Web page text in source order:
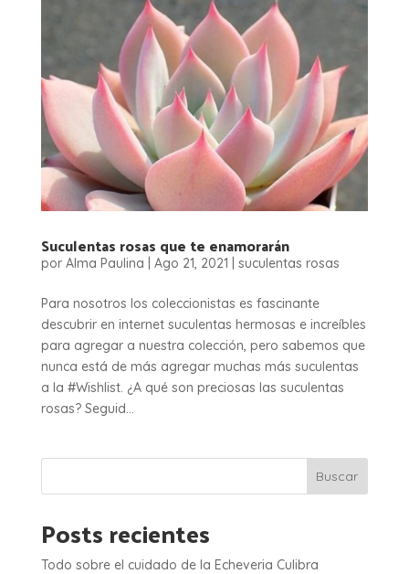
Suculentas rosas que te enamorarán
por Alma Paulina Ago 21, 2021 suculentas rosas
Para nosotros los coleccionistas es fascinante
descubrir en internet suculentas hermosas e increíbles
para agregar a nuestra colección, pero sabemos que
nunca está de más agregar muchas más suculentas
a la #Wishlist. ¿A qué son preciosas las suculentas
rosas? Seguid...
Buscar
Posts recientes
Todo sobre el cuidado de la Echeveria Culibra